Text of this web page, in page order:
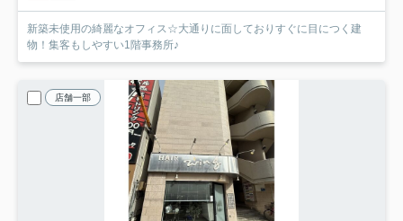
新築未使用の綺麗なオフィス☆大通りに面しておりすぐに目につく建
物！集客もしやすい1階事務所♪
店舗一部